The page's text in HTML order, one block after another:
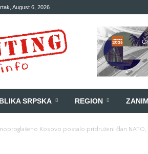
August 6, 2026
SRPSKA REGION
Kosovo postalo pridruženi član